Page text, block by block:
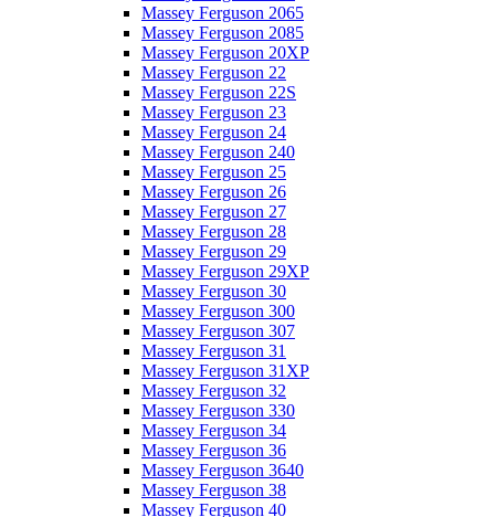
Massey Ferguson 2065
Massey Ferguson 2085
Massey Ferguson 20XP
Massey Ferguson 22
Massey Ferguson 22S
Massey Ferguson 23
Massey Ferguson 24
Massey Ferguson 240
Massey Ferguson 25
Massey Ferguson 26
Massey Ferguson 27
Massey Ferguson 28
Massey Ferguson 29
Massey Ferguson 29XP
Massey Ferguson 30
Massey Ferguson 300
Massey Ferguson 307
Massey Ferguson 31
Massey Ferguson 31XP
Massey Ferguson 32
Massey Ferguson 330
Massey Ferguson 34
Massey Ferguson 36
Massey Ferguson 3640
Massey Ferguson 38
Massey Ferguson 40